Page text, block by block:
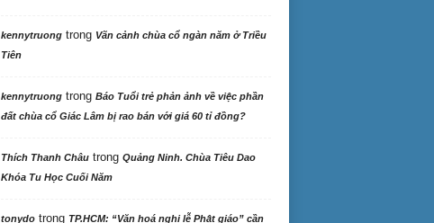
kennytruongtrong Vãn cảnh chùa cổ ngàn năm ở Triều
Tiên
kennytruongtrong Báo Tuổi trẻ phản ảnh về việc phần
đất chùa cổ Giác Lâm bị rao bán với giá 60 tỉ đồng?
Thích Thanh Châutrong Quảng Ninh. Chùa Tiêu Dao
Khóa Tu Học Cuối Năm
tonydotrong TP.HCM: “Văn hoá nghi lễ Phật giáo” cần